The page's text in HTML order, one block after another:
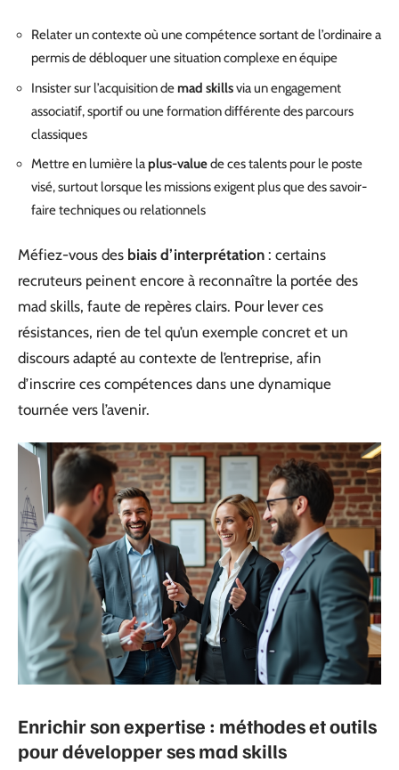
Relater un contexte où une compétence sortant de l’ordinaire a
permis de débloquer une situation complexe en équipe
Insister sur l’acquisition demad skillsvia un engagement
associatif, sportif ou une formation différente des parcours
classiques
Mettre en lumière laplus-valuede ces talents pour le poste
visé, surtout lorsque les missions exigent plus que des savoir-
faire techniques ou relationnels
Méfiez-vous des biais d’interprétation : certains
recruteurs peinent encore à reconnaître la portée des
mad skills, faute de repères clairs. Pour lever ces
résistances, rien de tel qu’un exemple concret et un
discours adapté au contexte de l’entreprise, afin
d’inscrire ces compétences dans une dynamique
tournée vers l’avenir.
Enrichir son expertise : méthodes et outils
pour développer ses mad skills